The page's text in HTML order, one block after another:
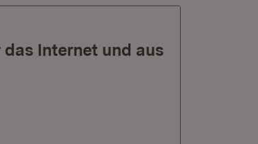
Internet und aus